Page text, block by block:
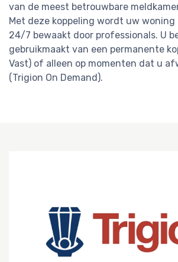
van de meest betrouwbare
Met deze koppeling wordt uw
24/7 bewaakt door professionals. U
gebruikmaakt van een permanente
Vast) of alleen op momenten dat u
(Trigion On Demand).